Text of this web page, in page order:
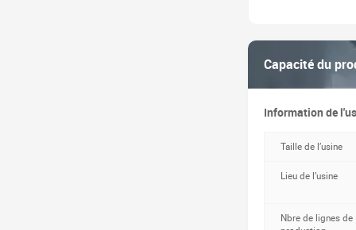
Capacité du
Information de
Taille de l’usine
Lieu de l’usine
Nbre de lignes de